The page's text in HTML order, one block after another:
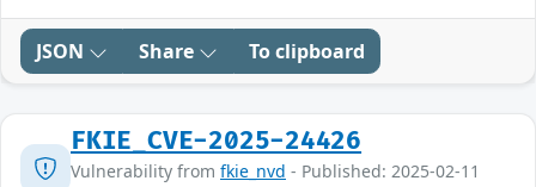
JSON Share To clipboard
FKIE_CVE-2025-24426
Vulnerability from fkie_nvd - Published: 2025-02-11